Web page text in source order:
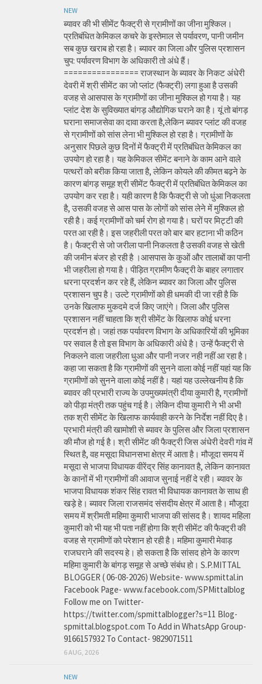
NEW
ब्यावर की भी सीमेंट फैक्ट्री से ग्रामीणों का जीना मुश्किल।
प्रतिबंधित केमिकल कचरे के इस्तेमाल से पर्यावरण, पानी जमीन
सब कुछ खराब हो रहा है। ब्यावर का जिला और पुलिस प्रशासन
चुप: पर्यावरण विभाग के अधिकारी तो अंधे हैं।
================ राजस्थान के ब्यावर के निकट अंधेरी
देवरी में श्री सीमेंट का जो प्लांट (फैक्ट्री) लगा हुआ है उसकी
वजह से आसपास के ग्रामीणों का जीना मुश्किल हो गया है। यह
प्लांट देश के सुविख्यात बांगड़ औद्योगिक घराने का है। यूं तो बांगड़
घराना समाजसेवा का दावा करता है,लेकिन ब्यावर प्लांट की वजह
से ग्रामीणों को सांस लेना भी मुश्किल हो रहा है। ग्रामीणों के
अनुसार पिछले कुछ दिनों में फैक्ट्री में प्रतिबंधित केमिकल का
उपयोग हो रहा है। यह केमिकल सीमेंट बनाने के काम आने वाले
पत्थरों को बरीक किया जाता है, लेकिन कोयले की कीमत बढ़ने के
कारण बांगड़ समूह श्री सीमेंट फैक्ट्री में प्रतिबंधित केमिकल का
उपयोग कर रहा है। यही कारण है कि फैक्ट्री से जो धुंआ निकलता
है, उसकी वजह से आस पास के लोगों को सांस लेने में मुश्किल हो
रही है। कई ग्रामीणों को चर्म रोग हो गया है। घरों पर मिट्टी की
परत आ रही है। इस जहरीली परत को बार बार हटाना भी कठिन
है। फैक्ट्री से जो जरीला पानी निकलता है उसकी वजह से खेती
की जमीन बंजर हो रही है ।आसपास के कुओं और तालाबों का पानी
भी जहरीला हो गया है। पीड़ित ग्रामीण फैक्ट्री के बाहर लगातार
धरना प्रदर्शन कर रहे हैं, लेकिन ब्यावर का जिला और पुलिस
प्रशासन चुप है। उल्टे ग्रामीणों को ही धमकी दी जा रही है कि
उनके खिलाफ मुकदमे दर्ज किए जाएंगे। जिला और पुलिस
प्रशासन नहीं चाहता कि श्री सीमेंट के खिलाफ कोई धरना
प्रदर्शन हो। जहां तक पर्यावरण विभाग के अधिकारियों की भूमिका
पर सवाल है तो इस विभाग के अधिकारी अंधे है। उन्हें फैक्ट्री से
निकलने वाला जहरीला धुआ और पानी नजर नही नहीं आ रहा है।
कहा जा सकता है कि ग्रामीणों की सुनने वाला कोई नहीं यहां यह कि
ग्रामीणों को सुनने वाला कोई नहीं है। यहां यह उल्लेखनीय है कि
ब्यावर की प्रभारी राज्य के उपमुख्यमंत्री दीया कुमारी है, ग्रामीणों
को पीड़ा मंत्री तक पहुंच गई है। लेकिन दीया कुमारी ने भी अभी
तक श्री सीमेंट के खिलाफ कार्यवाही करने के निर्देश नहीं दिए है।
प्रभारी मंत्री की खामोशी से ब्यावर के पुलिस और जिला प्रशासन
की मौज हो गई है। श्री सीमेंट की फैक्ट्री जिस अंधेरी देवरी गांव में
स्थित है, वह मसूदा विधानसभा क्षेत्र में आता है। मौजूदा समय में
मसूदा से भाजपा विधायक वीरेंद्र सिंह कानावत है, लेकिन कानावत
के कानों में भी ग्रामीणों की आवाज सुनाई नहीं दे रही। ब्यावर के
भाजपा विधायक शंकर सिंह रावत भी विधायक कानावत के साथ ही
खड़े हे। ब्यावर जिला राजसमंद संसदीय क्षेत्र में आता है। मौजूदा
समय में श्रीमती महिमा कुमारी भाजपा की सांसद है। शायद महिला
कुमारी को भी यह भी पता नहीं होगा कि श्री सीमेंट की फैक्ट्री की
वजह से ग्रामीणों को परेशान हो रही है। महिमा कुमारी मेवाड़
राजघराने की सदस्य हे। हो सकता है कि सांसद होने के कारण
महिमा कुमारी के बांगड़ समूह से अच्छे संबंध हो। S.P.MITTAL
BLOGGER ( 06-08-2026) Website- www.spmittal.in
Facebook Page- www.facebook.com/SPMittalblog
Follow me on Twitter-
https://twitter.com/spmittalblogger?s=11 Blog-
spmittal.blogspot.com To Add in WhatsApp Group-
9166157932 To Contact- 9829071511
6 AUG, 2026
NEW